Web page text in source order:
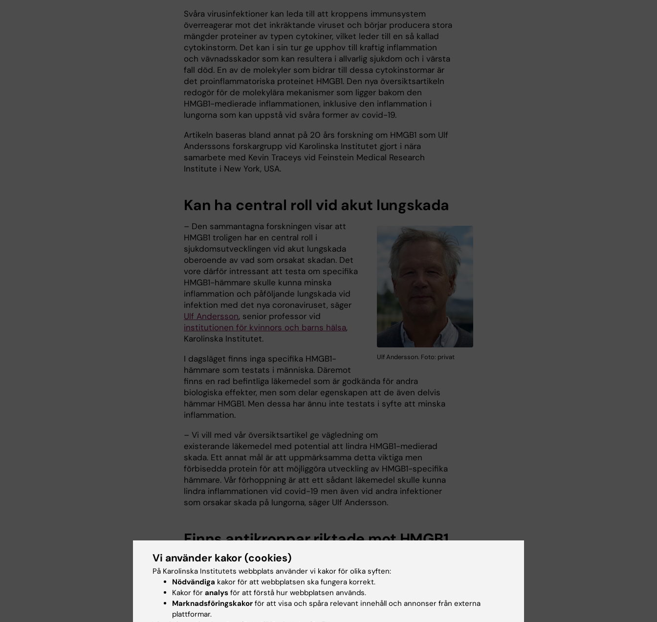
Svåra virusinfektioner kan leda till att kroppens immunsystem
överreagerar mot det inkräktande viruset och börjar producera stora
mängder proteiner av typen cytokiner, vilket leder till en så kallad
cytokinstorm. Det kan i sin tur ge upphov till kraftig inflammation
och vävnadsskador som kan resultera i allvarlig sjukdom och i värsta
fall död. En av de molekyler som bidrar till dessa cytokinstormar är
det proinflammatoriska proteinet HMGB1. Den nya översiktsartikeln
redogör för de molekylära mekanismer som ligger bakom den
HMGB1-medierade inflammationen, inklusive den inflammation i
lungorna som kan uppstå vid svåra former av covid-19.
Artikeln baseras bland annat på 20 års forskning om HMGB1 som Ulf
Anderssons forskargrupp vid Karolinska Institutet gjort i nära
samarbete med Kevin Traceys vid Feinstein Medical Research
Institute i New York, USA.
Kan ha central roll vid akut lungskada
Ulf Andersson. Foto: privat
– Den sammantagna forskningen visar att
HMGB1 troligen har en central roll i
sjukdomsutvecklingen vid akut lungskada
oberoende av vad som orsakat skadan. Det
vore därför intressant att testa om specifika
HMGB1-hämmare skulle kunna minska
inflammation och påföljande lungskada vid
infektion med det nya coronaviruset, säger
Ulf Andersson, senior professor vid
institutionen för kvinnors och barns hälsa,
Karolinska Institutet.
I dagsläget finns inga specifika HMGB1-
hämmare som testats i människa. Däremot
finns en rad befintliga läkemedel som är godkända för andra
biologiska effekter, men som delar egenskapen att de även delvis
hämmar HMGB1. Men dessa har ännu inte testats i syfte att minska
inflammation.
– Vi vill med vår översiktsartikel ge vägledning om
existerande läkemedel med potential att lindra HMGB1-medierad
skada. Ett annat mål är att uppmärksamma detta viktiga men
förbisedda protein för att möjliggöra utveckling av HMGB1-specifika
hämmare. Vår förhoppning är att ett sådant läkemedel skulle kunna
lindra inflammationen vid covid-19 men även vid andra infektioner
som orsakar skada på lungorna, säger Ulf Andersson.
Finns antikroppar riktade mot HMGB1
I djurförsök har specifika HMGB1-hämmare visat goda resultat i
upprepade studier under 20 års tid och det finns
redan färdigutvecklade humaniserade antikroppar riktade mot
HMGB1. Men det är okänt om behandlingen fungerar i människa och
om biverkningarna i så fall är godtagbara.
Vi använder kakor (cookies)
På Karolinska Institutets webbplats använder vi kakor för olika syften:
Nödvändiga kakor för att webbplatsen ska fungera korrekt.
Kakor för analys för att förstå hur webbplatsen används.
Marknadsföringskakor för att visa och spåra relevant innehåll och annonser från externa
plattformar.